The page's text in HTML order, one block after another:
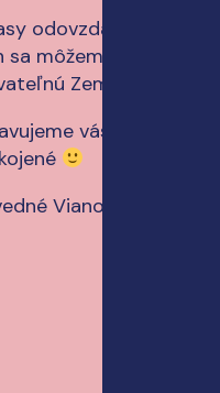
odovzdáme vo
môžeme
Zem.
vás a aj v roku
Vianoce!